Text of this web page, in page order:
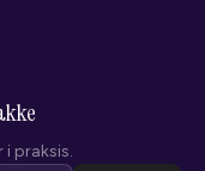
i praksis.